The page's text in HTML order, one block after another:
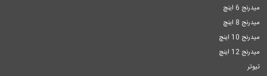
میدرنج 6 اینچ
میدرنج 8 اینچ
میدرنج 10 اینچ
میدرنج 12 اینچ
تیوتر